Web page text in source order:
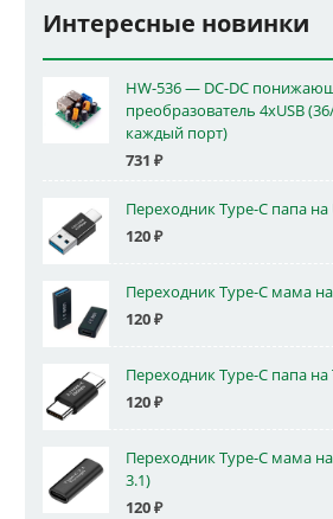
Интересные новинки
HW-536 — DC-DC
преобразователь 4xUSB
каждый порт)
731 ₽
Переходник Type-C папа на
120₽
Переходник Type-C мама
120₽
Переходник Type-C папа на
120₽
Переходник Type-C мама
3.1)
120₽